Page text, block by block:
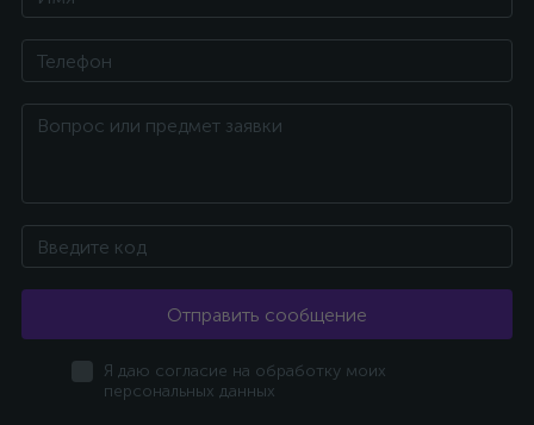
Отправить сообщение
Я даю согласие на обработку моих
персональных данных